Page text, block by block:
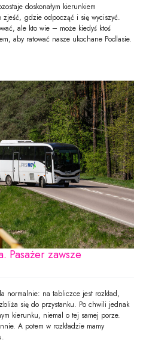
doskonałym kierunkiem
zjeść, gdzie odpocząć i się wyciszyć.
ale kto wie – może kiedyś ktoś
aby ratować nasze ukochane Podlasie.
Pasażer zawsze
normalnie: na tabliczce jest rozkład,
się do przystanku. Po chwili jednak
kierunku, niemal o tej samej porze.
A potem w rozkładzie mamy